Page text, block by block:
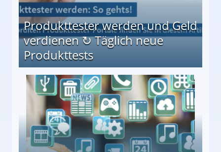
Produkttester werden und Geld
verdienen ↻ Täglich neue
Produkttests
↻ Täglich neue Produkttests